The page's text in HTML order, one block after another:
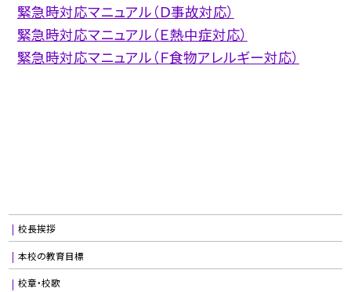
緊急時対応マニュアル（Ｄ事故対応）
緊急時対応マニュアル（Ｅ熱中症対応）
緊急時対応マニュアル（Ｆ食物アレルギー対応）
校長挨拶
本校の教育目標
校章・校歌